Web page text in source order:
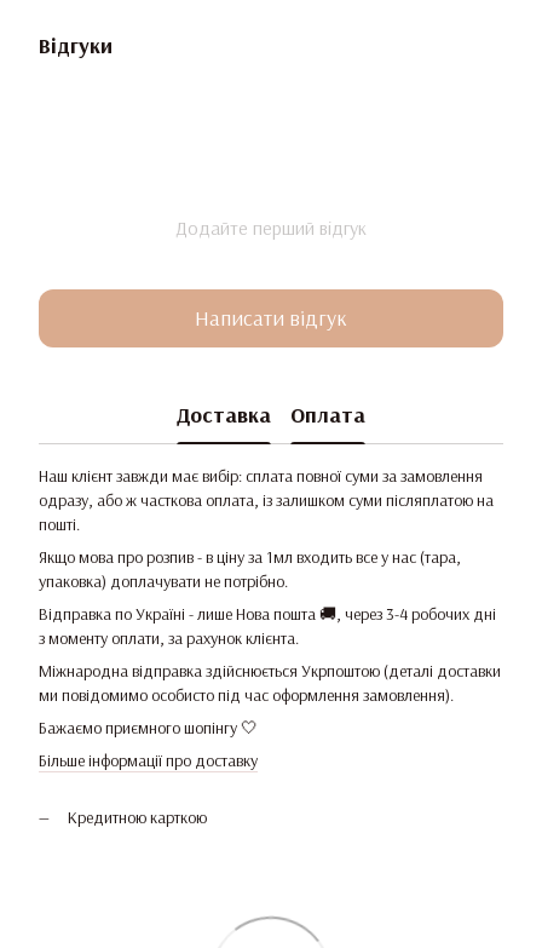
Відгуки
Додайте перший відгук
Написати відгук
Доставка Оплата
Наш клієнт завжди має вибір: сплата повної суми за замовлення
одразу, або ж часткова оплата, із залишком суми післяплатою на
пошті.
Якщо мова про розпив - в ціну за 1мл входить все у нас (тара,
упаковка) доплачувати не потрібно.
Відправка по Україні - лише Нова пошта 🚚, через 3-4 робочих дні
з моменту оплати, за рахунок клієнта.
Міжнародна відправка здійснюється Укрпоштою (деталі доставки
ми повідомимо особисто під час оформлення замовлення).
Бажаємо приємного шопінгу 🤍
Більше інформації про доставку
Кредитною карткою